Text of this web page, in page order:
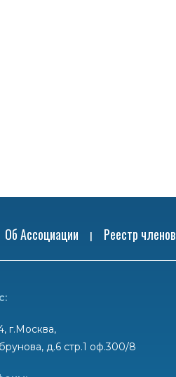
Об Ассоциации | Реестр членов
г.Москва,
д.6 стр.1 оф.300/8